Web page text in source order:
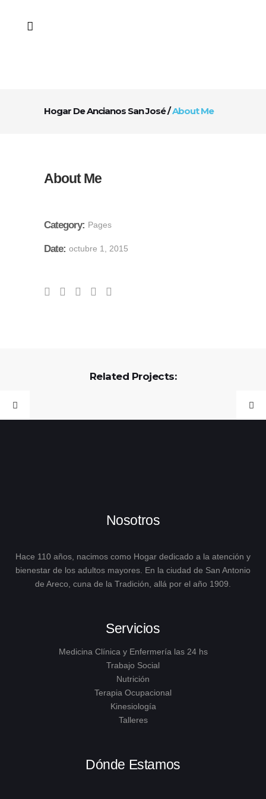
Hogar De Ancianos San José/About Me
About Me
Category: Pages
Date: octubre 1, 2015
Related Projects:
Nosotros
Hace 110 años, nacimos como Hogar dedicado a la atención y
bienestar de los adultos mayores. En la ciudad de San Antonio
de Areco, cuna de la Tradición, allá por el año 1909.
Servicios
Medicina Clínica y Enfermería las 24 hs
Trabajo Social
Nutrición
Terapia Ocupacional
Kinesiología
Talleres
Dónde Estamos